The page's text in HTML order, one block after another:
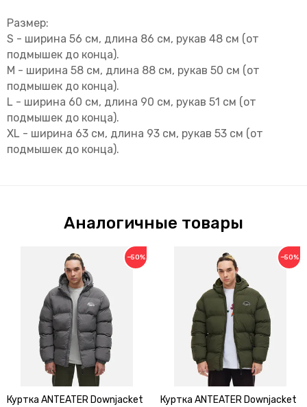
Размер:
S - ширина 56 см, длина 86 см, рукав 48 см (от
подмышек до конца).
M - ширина 58 см, длина 88 см, рукав 50 см (от
подмышек до конца).
L - ширина 60 см, длина 90 см, рукав 51 см (от
подмышек до конца).
XL - ширина 63 см, длина 93 см, рукав 53 см (от
подмышек до конца).
Аналогичные товары
−50%
Куртка ANTEATER Downjacket
−50%
Куртка ANTEATER Downjacket